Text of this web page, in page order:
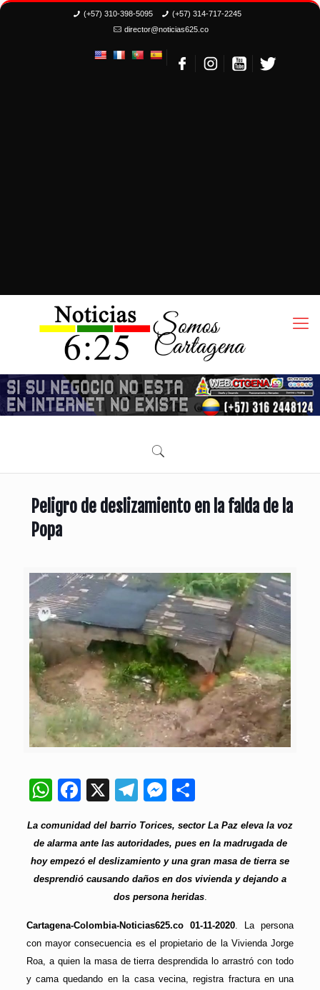
(+57) 310-398-5095
(+57) 314-717-2245
director@noticias625.co
Peligro de deslizamiento en la falda de la
Popa
WhatsApp
Facebook
X Telegram
Messenger
La comunidad del barrio Torices, sector La Paz eleva la voz
de alarma ante las autoridades, pues en la madrugada de
hoy empezó el deslizamiento y una gran masa de tierra se
desprendió causando daños en dos vivienda y dejando a
dos persona heridas.
Cartagena-Colombia-Noticias625.co 01-11-2020. La persona
con mayor consecuencia es el propietario de la Vivienda Jorge
Roa, a quien la masa de tierra desprendida lo arrastró con todo
y cama quedando en la casa vecina, registra fractura en una